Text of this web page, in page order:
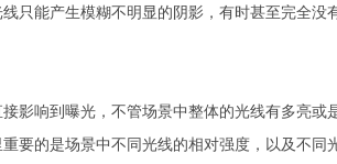
只能产生模糊不明显的阴影，有时甚至完全
影响到曝光，不管场景中整体的光线有多亮
要的是场景中不同光线的相对强度，以及不同